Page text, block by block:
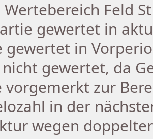
Wertebereich Feld
gewertet in
gewertet in
gewertet, da
vorgemerkt zur
in der
wegen